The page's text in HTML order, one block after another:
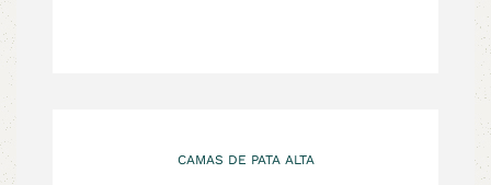
CAMAS DE PATA ALTA